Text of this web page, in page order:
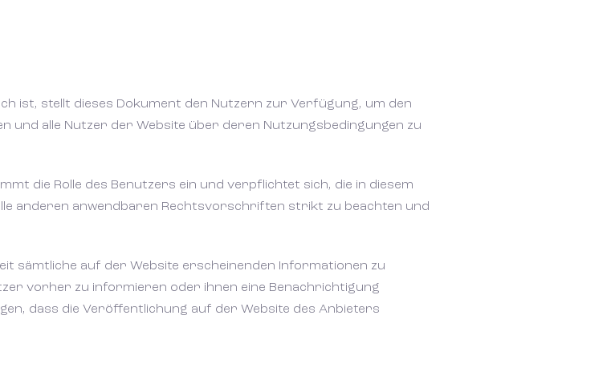
ist, stellt dieses Dokument den Nutzern zur Verfügung, um den
und alle Nutzer der Website über deren Nutzungsbedingungen zu
die Rolle des Benutzers ein und verpflichtet sich, die in diesem
anderen anwendbaren Rechtsvorschriften strikt zu beachten und
sämtliche auf der Website erscheinenden Informationen zu
vorher zu informieren oder ihnen eine Benachrichtigung
dass die Veröffentlichung auf der Website des Anbieters